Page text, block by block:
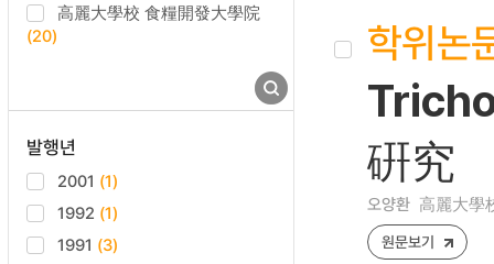
高麗大學校 食糧開發大學院
(20)
발행년
2001 (1)
1992 (1)
1991 (3)
학위논
硏究
오양환 高麗大學
원문보기